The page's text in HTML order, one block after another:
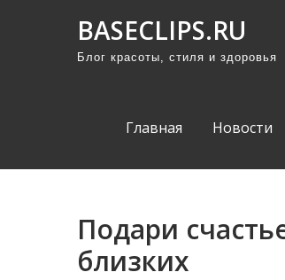
BASECLIPS.RU
Блог красоты, стиля и здоровья
Главная Новости
Подари
близких